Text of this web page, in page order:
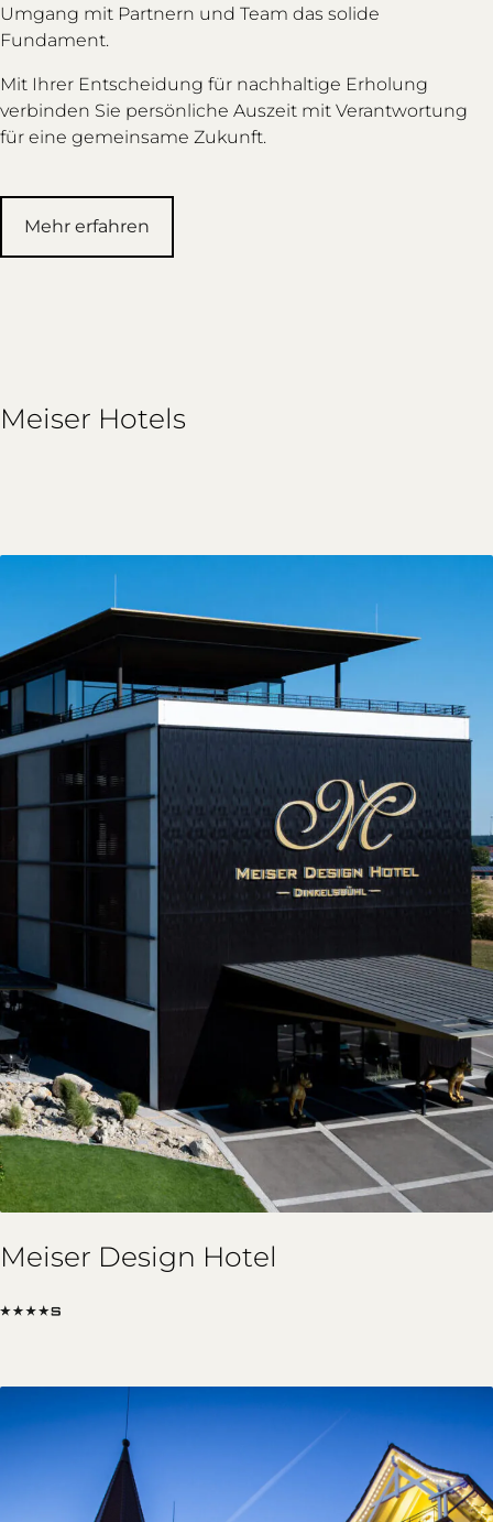
Umgang mit Partnern und Team das solide
Fundament.
Mit Ihrer Entscheidung für nachhaltige Erholung
verbinden Sie persönliche Auszeit mit Verantwortung
für eine gemeinsame Zukunft.
Mehr erfahren
Meiser Hotels
Meiser Design Hotel